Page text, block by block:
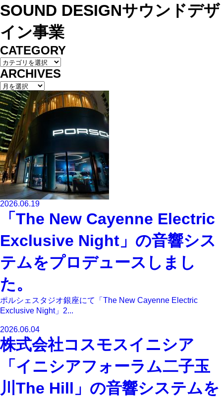
SOUND DESIGNサウンドデザ
イン事業
CATEGORY
ARCHIVES
2026.06.19
「The New Cayenne Electric
Exclusive Night」の音響シス
テムをプロデュースしまし
た。
ポルシェスタジオ銀座にて「The New Cayenne Electric
Exclusive Night」2...
2026.06.04
株式会社コスモスイニシア
「イニシアフォーラム二子玉
川The Hill」の音響システムを